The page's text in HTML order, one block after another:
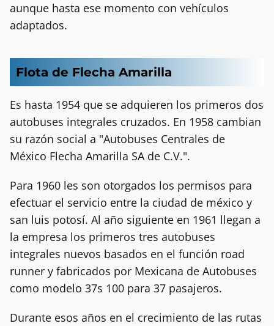
aunque hasta ese momento con vehículos
adaptados.
Flota de Flecha Amarilla
Es hasta 1954 que se adquieren los primeros dos
autobuses integrales cruzados. En 1958 cambian
su razón social a "Autobuses Centrales de
México Flecha Amarilla SA de C.V.".
Para 1960 les son otorgados los permisos para
efectuar el servicio entre la ciudad de méxico y
san luis potosí. Al año siguiente en 1961 llegan a
la empresa los primeros tres autobuses
integrales nuevos basados en el función road
runner y fabricados por Mexicana de Autobuses
como modelo 37s 100 para 37 pasajeros.
Durante esos años en el crecimiento de las rutas